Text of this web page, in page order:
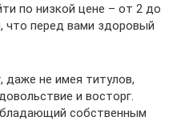
по низкой цене – от 2 до
что перед вами здоровый
даже не имея титулов,
и восторг.
собственным